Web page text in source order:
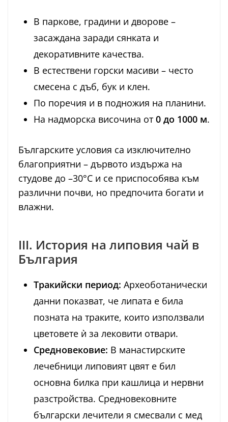
В паркове, градини и дворове –
засаждана заради сянката и
декоративните качества.
В естествени горски масиви – често
смесена с дъб, бук и клен.
По поречия и в подножия на планини.
На надморска височина от0 до 1000 м.
Българските условия са изключително
благоприятни – дървото издържа на
студове до –30°C и се приспособява към
различни почви, но предпочита богати и
влажни.
III. История на липовия чай в
България
Тракийски период: Археоботанически
данни показват, че липата е била
позната на траките, които използвали
цветовете ѝ за лековити отвари.
Средновековие: В манастирските
лечебници липовият цвят е бил
основна билка при кашлица и нервни
разстройства. Средновековните
български лечители я смесвали с мед